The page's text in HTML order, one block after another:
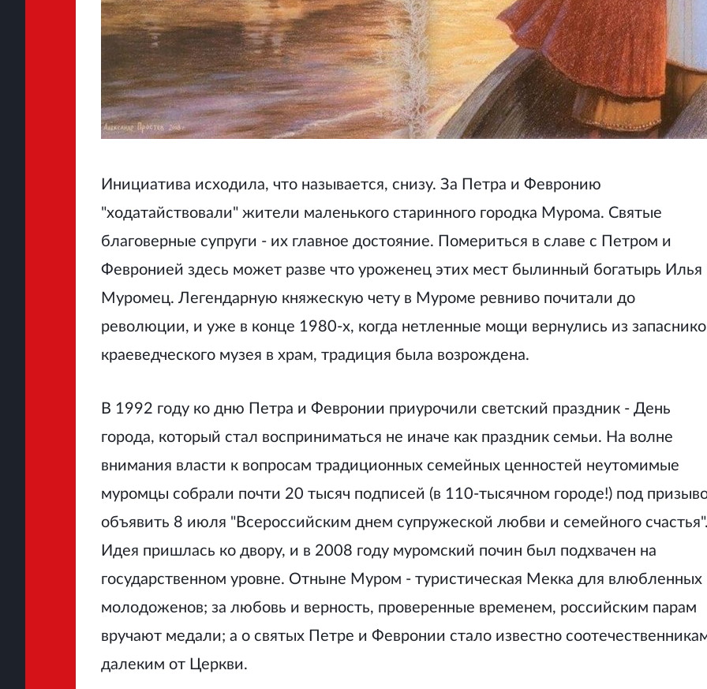
Инициатива исходила, что называется, снизу. За Петра и Февронию
"ходатайствовали" жители маленького старинного городка Мурома. Святые
благоверные супруги - их главное достояние. Помериться в славе с Петром и
Февронией здесь может разве что уроженец этих мест былинный богатырь Илья
Муромец. Легендарную княжескую чету в Муроме ревниво почитали до
революции, и уже в конце 1980-х, когда нетленные мощи вернулись из
краеведческого музея в храм, традиция была возрождена.
В 1992 году ко дню Петра и Февронии приурочили светский праздник - День
города, который стал восприниматься не иначе как праздник семьи. На волне
внимания власти к вопросам традиционных семейных ценностей неутомимые
муромцы собрали почти 20 тысяч подписей (в 110-тысячном городе!) под
объявить 8 июля "Всероссийским днем супружеской любви и семейного
Идея пришлась ко двору, и в 2008 году муромский почин был подхвачен на
государственном уровне. Отныне Муром - туристическая Мекка для влюбленных
молодоженов; за любовь и верность, проверенные временем, российским парам
вручают медали; а о святых Петре и Февронии стало известно
далеким от Церкви.